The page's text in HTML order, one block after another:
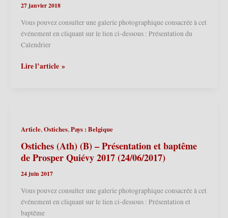
des
Géants
2019
(26/01/2019)
27 janvier 2018
Vous pouvez consulter une galerie photographique consacrée à cet
événement en cliquant sur le lien ci-dessous : Présentation du
Calendrier
Ath
–
Présentation
du
Calendrier
des
Géants
2018
(27/01/2018)
Lire l’article »
Article,Ostiches,Pays : Belgique
Ostiches (Ath) (B) – Présentation et baptême
de Prosper Quiévy 2017 (24/06/2017)
24 juin 2017
Vous pouvez consulter une galerie photographique consacrée à cet
événement en cliquant sur le lien ci-dessous : Présentation et
baptême